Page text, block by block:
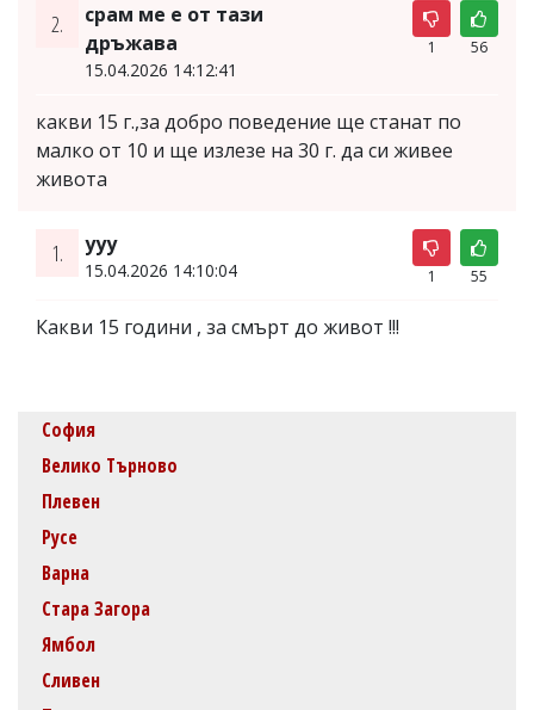
2.
срам ме е от тази
дръжава
15.04.2026 14:12:41
1 56
какви 15 г.,за добро поведение ще станат по
малко от 10 и ще излезе на 30 г. да си живее
живота
1. ууу
15.04.2026 14:10:04 1 55
Какви 15 години , за смърт до живот !!!
София
Велико Търново
Плевен
Русе
Варна
Стара Загора
Ямбол
Сливен